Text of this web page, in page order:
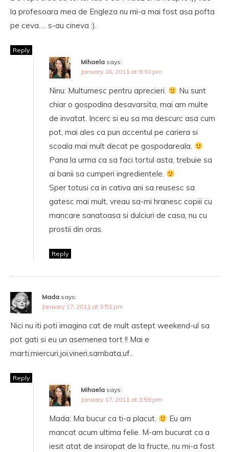
la profesoara mea de Engleza nu mi-a mai fost asa pofta
pe ceva…. s-au cineva :).
Reply
Mihaela says:
January 16, 2011 at 9:30 pm
Ninu: Multumesc pentru aprecieri.
Nu sunt
chiar o gospodina desavarsita, mai am multe
de invatat. Incerc si eu sa ma descurc asa cum
pot, mai ales ca pun accentul pe cariera si
scoala mai mult decat pe gospodareala.
Pana la urma ca sa faci tortul asta, trebuie sa
ai banii sa cumperi ingredientele.
Sper totusi ca in cativa ani sa reusesc sa
gatesc mai mult, vreau sa-mi hranesc copiii cu
mancare sanatoasa si dulciuri de casa, nu cu
prostii din oras.
Reply
Mada says:
January 17, 2011 at 3:51 pm
Nici nu iti poti imagina cat de mult astept weekend-ul sa
pot gati si eu un asemenea tort !! Mai e
marti,miercuri,joi,vineri,sambata,uf..
Reply
Mihaela says:
January 17, 2011 at 3:59 pm
Mada: Ma bucur ca ti-a placut.
Eu am
mancat acum ultima felie. M-am bucurat ca a
iesit atat de insiropat de la fructe, nu mi-a fost